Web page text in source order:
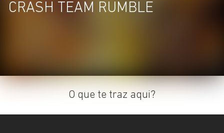
CRASH TEAM RUMBLE
O que te traz aqui?